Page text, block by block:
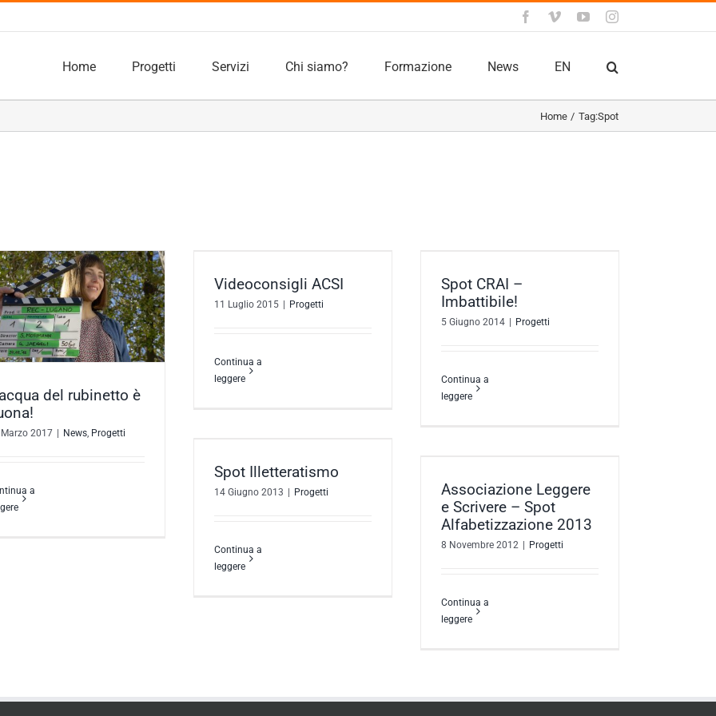
Facebook
VimeoYouTubeInstagram
Home Progetti Servizi Chi siamo? Formazione News EN
Home Tag:Spot
del rubinetto è
2017 | News Progetti
a
Videoconsigli ACSI
Progetti Videoconsigli ACSI
11 Luglio 2015 Progetti
Continua a
leggere
Progetti
Spot CRAI –
Imbattibile!
5 Giugno 2014 Progetti
Continua a
leggere
Spot Illetteratismo
14 Giugno 2013 Progetti
Continua a
leggere
– Spot Alfabetizzazione 2013
Progetti
Associazione Leggere
e Scrivere – Spot
Alfabetizzazione 2013
8 Novembre 2012 Progetti
Continua a
leggere